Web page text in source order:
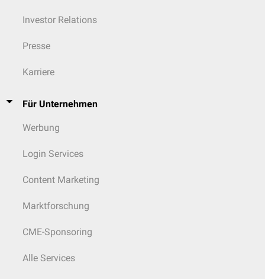
Investor Relations
Presse
Karriere
Für Unternehmen
Werbung
Login Services
Content Marketing
Marktforschung
CME-Sponsoring
Alle Services